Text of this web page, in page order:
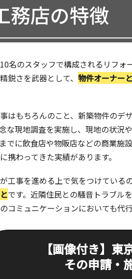
務店の特徴
名のスタッフで構成されるリフ
鋭さを武器として、 物件オーナー
はもちろんのこと、新築物件のデ
な現地調査を実施し、現地の状況
でに飲食店や物販店などの商業施
携わってきた実績があります。
工事を進める上で気をつけているの
です。近隣住民との騒音トラブル
コミュニケーションにおいても代
【画像付き】
その申請・